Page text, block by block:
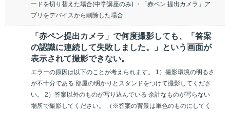
ードを切り替えた場合(中学講座のみ) ・「赤ペン 提出カメラ」ア
プリをデバイスから削除した場合
「赤ペン提出カメラ」で何度撮影しても、「答案
の認識に連続して失敗しました。」という画面が
表示されて撮影できない。
エラーの原因は以下のことが考えられます。 1）撮影環境の明るさ
が不十分である 部屋の明かりとスタンドをつけて撮影してくださ
い。 2）答案以外のものが写り込んでいる 余計なものが写らない
場所で撮影してください。 （※答案の背景は単色のものにしてく